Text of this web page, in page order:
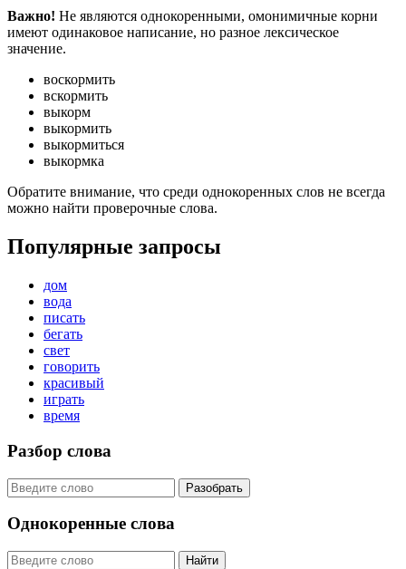
Важно! Не являются однокоренными, омонимичные корни
имеют одинаковое написание, но разное лексическое
значение.
воскормить
вскормить
выкорм
выкормить
выкормиться
выкормка
Обратите внимание, что среди однокоренных слов не всегда
можно найти проверочные слова.
Популярные запросы
дом
вода
писать
бегать
свет
говорить
красивый
играть
время
Разбор слова
Разобрать
Однокоренные слова
Найти